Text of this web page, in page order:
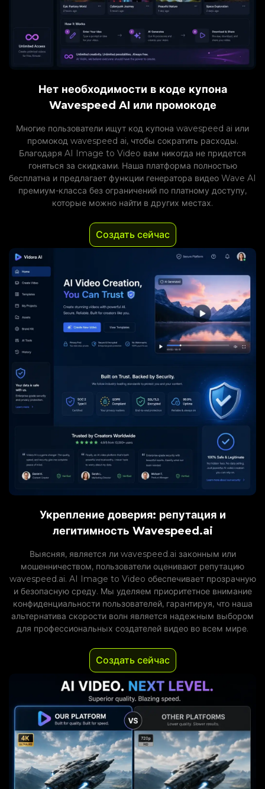
Нет необходимости в коде купона
Wavespeed AI или промокоде
Многие пользователи ищут код купона wavespeed ai или
промокод wavespeed ai, чтобы сократить расходы.
Благодаря AI Image to Video вам никогда не придется
гоняться за скидками. Наша платформа полностью
бесплатна и предлагает функции генератора видео Wave AI
премиум-класса без ограничений по платному доступу,
которые можно найти в других местах.
Создать сейчас
Укрепление доверия: репутация и
легитимность Wavespeed.ai
Выясняя, является ли wavespeed.ai законным или
мошенничеством, пользователи оценивают репутацию
wavespeed.ai. AI Image to Video обеспечивает прозрачную
и безопасную среду. Мы уделяем приоритетное внимание
конфиденциальности пользователей, гарантируя, что наша
альтернатива скорости волн является надежным выбором
для профессиональных создателей видео во всем мире.
Создать сейчас